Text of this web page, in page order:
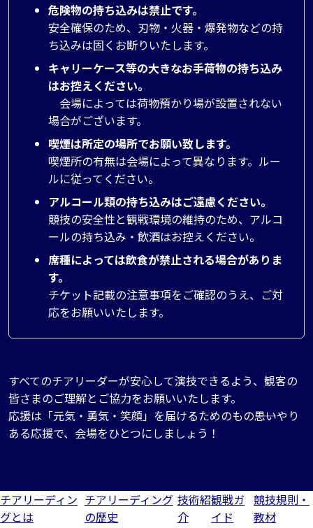
危険物の持ち込みは禁止です。
安全確保のため、刃物・火器・爆発物などの持
ち込みは固くお断りいたします。
キャリーケース等の大きなお手荷物の持ち込み
はお控えください。
会場によっては荷物預かり場が設置されない
場合がございます。
喫煙は所定の場所でお願い致します。
喫煙所の有無は会場によって異なります。ルー
ルに従ってください。
アルコール類の持ち込みはご遠慮ください。
競技の安全性と観戦環境の維持のため、アルコ
ールの持ち込み・飲酒はお控えください。
席種によっては飲食が禁止される場合がありま
す。
チケット記載の注意事項をご確認のうえ、ご対
応をお願いいたします。
すべてのチアリーダーが安心して演技できるよう、観客の
皆さまのご理解とご協力をお願いいたします。
応援は「元気・勇気・笑顔」を届けるためのもの――思いやり
ある応援で、会場をひとつにしましょう！
チアリーディン
グとは
チアリーディング
の歴史
技術紹
介
観戦ガ
イド
競技規則・
教材